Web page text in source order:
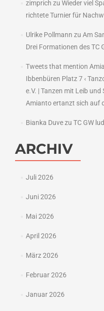
zimprich zu Wieder viel
richtete Turnier für
Ulrike Pollmann zu Am
Drei Formationen des TC
Tweets that mention
Ibbenbüren Platz 7 ‹
e.V. | Tanzen mit Leib und
Amianto ertanzt sich auf
Bianka Duvezu TC GW
ARCHIV
Juli 2026
Juni 2026
Mai 2026
April 2026
März 2026
Februar 2026
Januar 2026